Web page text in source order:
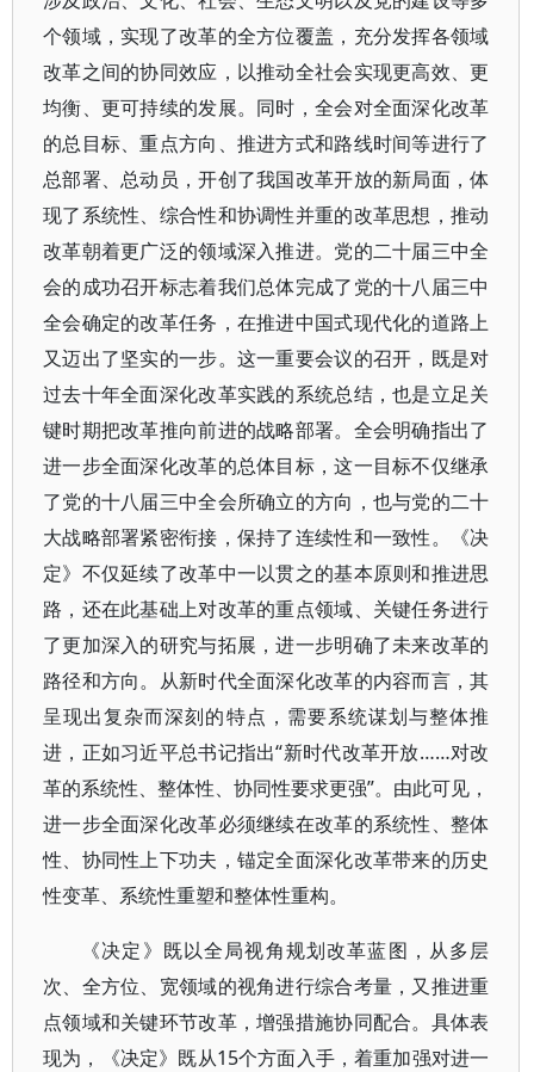
个领域，实现了改革的全方位覆盖，充分发挥各领域
改革之间的协同效应，以推动全社会实现更高效、更
均衡、更可持续的发展。同时，全会对全面深化改革
的总目标、重点方向、推进方式和路线时间等进行了
总部署、总动员，开创了我国改革开放的新局面，体
现了系统性、综合性和协调性并重的改革思想，推动
改革朝着更广泛的领域深入推进。党的二十届三中全
会的成功召开标志着我们总体完成了党的十八届三中
全会确定的改革任务，在推进中国式现代化的道路上
又迈出了坚实的一步。这一重要会议的召开，既是对
过去十年全面深化改革实践的系统总结，也是立足关
键时期把改革推向前进的战略部署。全会明确指出了
进一步全面深化改革的总体目标，这一目标不仅继承
了党的十八届三中全会所确立的方向，也与党的二十
大战略部署紧密衔接，保持了连续性和一致性。《决
定》不仅延续了改革中一以贯之的基本原则和推进思
路，还在此基础上对改革的重点领域、关键任务进行
了更加深入的研究与拓展，进一步明确了未来改革的
路径和方向。从新时代全面深化改革的内容而言，其
呈现出复杂而深刻的特点，需要系统谋划与整体推
进，正如习近平总书记指出“新时代改革开放……对改
革的系统性、整体性、协同性要求更强”。由此可见，
进一步全面深化改革必须继续在改革的系统性、整体
性、协同性上下功夫，锚定全面深化改革带来的历史
性变革、系统性重塑和整体性重构。
《决定》既以全局视角规划改革蓝图，从多层
次、全方位、宽领域的视角进行综合考量，又推进重
点领域和关键环节改革，增强措施协同配合。具体表
现为，《决定》既从15个方面入手，着重加强对进一